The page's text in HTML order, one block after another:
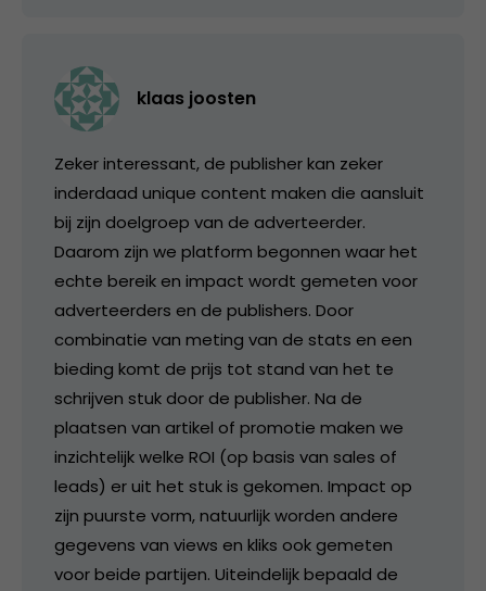
klaas joosten
Zeker interessant, de publisher kan zeker
inderdaad unique content maken die aansluit
bij zijn doelgroep van de adverteerder.
Daarom zijn we platform begonnen waar het
echte bereik en impact wordt gemeten voor
adverteerders en de publishers. Door
combinatie van meting van de stats en een
bieding komt de prijs tot stand van het te
schrijven stuk door de publisher. Na de
plaatsen van artikel of promotie maken we
inzichtelijk welke ROI (op basis van sales of
leads) er uit het stuk is gekomen. Impact op
zijn puurste vorm, natuurlijk worden andere
gegevens van views en kliks ook gemeten
voor beide partijen. Uiteindelijk bepaald de